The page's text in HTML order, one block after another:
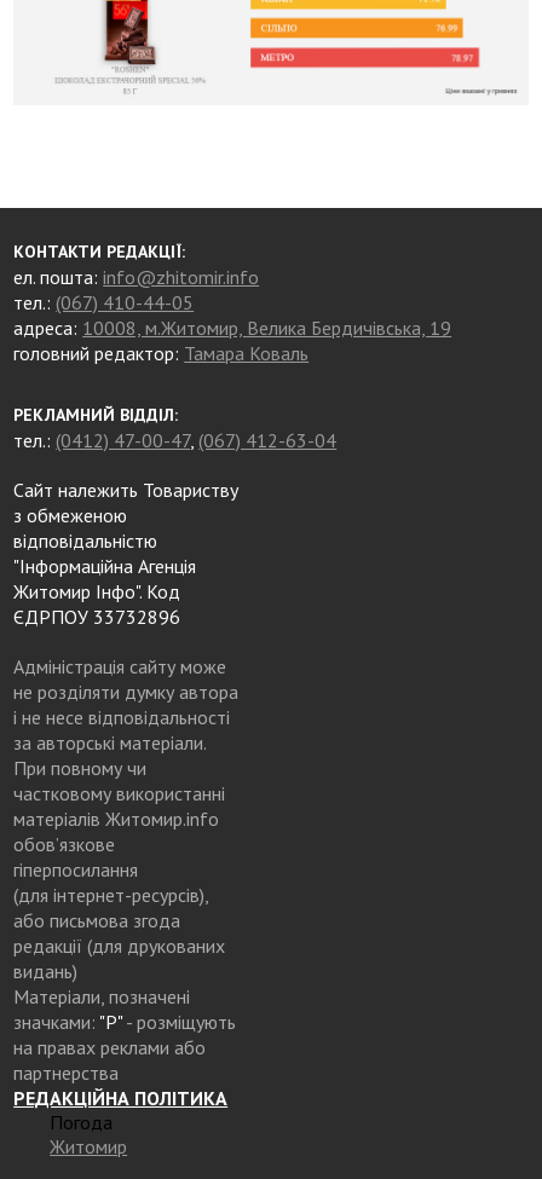
КОНТАКТИ РЕДАКЦІЇ:
ел. пошта:info@zhitomir.info
тел.: (067) 410-44-05
адреса: 10008, м.Житомир, Велика Бердичівська, 19
головний редактор: Тамара Коваль
РЕКЛАМНИЙ ВІДДІЛ:
тел.: (0412) 47-00-47, (067) 412-63-04
Сайт належить Товариству
з обмеженою
відповідальністю
"Інформаційна Агенція
Житомир Інфо". Код
ЄДРПОУ 33732896
Адміністрація сайту може
не розділяти думку автора
і не несе відповідальності
за авторські матеріали.
При повному чи
частковому використанні
матеріалів Житомир.info
обов’язкове
гіперпосилання
(для інтернет-ресурсів),
або письмова згода
редакції (для друкованих
видань)
Матеріали, позначені
значками: "Р"- розміщують
на правах реклами або
партнерства
РЕДАКЦІЙНА ПОЛІТИКА
Погода
Житомир